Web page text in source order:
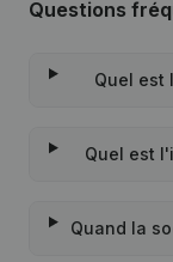
Questions
Quel est
Quel est
Quand la